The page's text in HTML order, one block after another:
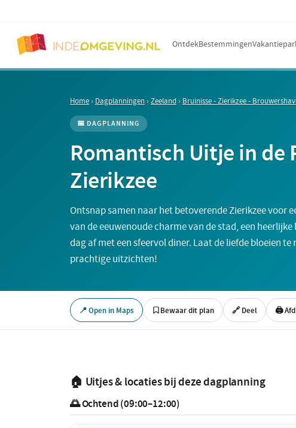
OntdekBestemmingen
Home › Dagplanningen › Zeeland › Bruinisse - Zierikzee -
📅 DAGPLANNING
Romantisch Uitje in de
Zierikzee
Ontsnap samen naar het betoverende Zierikzee voor
van de eeuwenoude charme van de stad, een
dag af met een sfeervol diner. Laat de liefde bloeien
prachtige uitzichten!
📍 Open in Maps Bewaar dit plan 🔗 Deel 🖨
🏠 Uitjes & locaties bij deze dagplanning
🌅 Ochtend (09:00–12:00)